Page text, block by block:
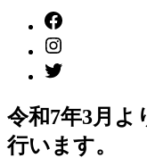
facebook
instagram
twitter
令和7年3月よ
行います。